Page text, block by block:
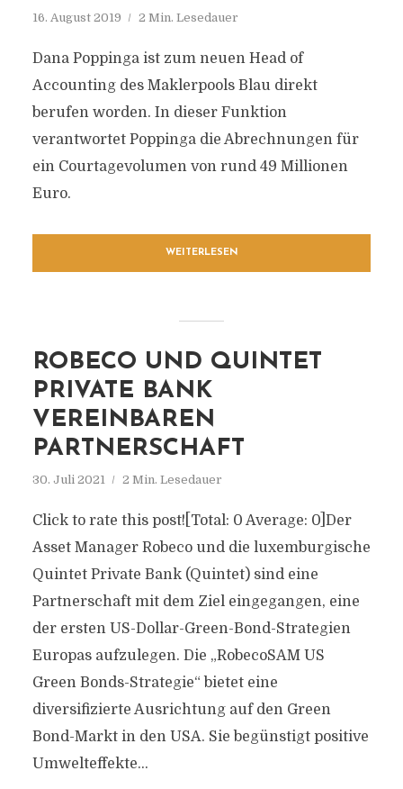
16. August 2019 2 Min. Lesedauer
Dana Poppinga ist zum neuen Head of
Accounting des Maklerpools Blau direkt
berufen worden. In dieser Funktion
verantwortet Poppinga die Abrechnungen für
ein Courtagevolumen von rund 49 Millionen
Euro.
WEITERLESEN
ROBECO UND QUINTET
PRIVATE BANK
VEREINBAREN
PARTNERSCHAFT
30. Juli 2021 2 Min. Lesedauer
Click to rate this post![Total: 0 Average: 0]Der
Asset Manager Robeco und die luxemburgische
Quintet Private Bank (Quintet) sind eine
Partnerschaft mit dem Ziel eingegangen, eine
der ersten US-Dollar-Green-Bond-Strategien
Europas aufzulegen. Die „RobecoSAM US
Green Bonds-Strategie“ bietet eine
diversifizierte Ausrichtung auf den Green
Bond-Markt in den USA. Sie begünstigt positive
Umwelteffekte...